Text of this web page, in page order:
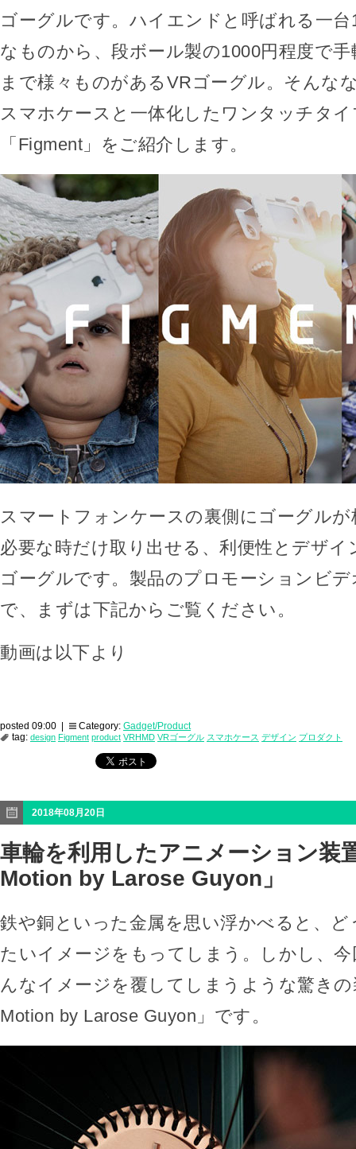
ゴーグルです。ハイエンドと呼ばれる一
なものから、段ボール製の1000円程度で
まで様々ものがあるVRゴーグル。そんな
スマホケースと一体化したワンタッチタ
「Figment」をご紹介します。
スマートフォンケースの裏側にゴーグル
必要な時だけ取り出せる、利便性とデザイ
ゴーグルです。製品のプロモーションビ
で、まずは下記からご覧ください。
動画は以下より
posted 09:00 | Category: Gadget/Product
tag: design Figment product VRHMD VRゴーグル スマホケース デザイン プロダクト
2018年08月20日
車輪を利用したアニメーション装
Motion by Larose Guyon」
鉄や銅といった金属を思い浮かべると、
たいイメージをもってしまう。しかし、
んなイメージを覆してしまうような驚き
Motion by Larose Guyon」です。